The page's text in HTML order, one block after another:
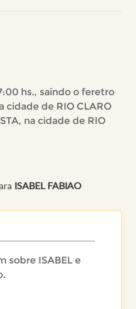
hs., saindo o feretro
cidade de RIO CLARO
na cidade de RIO
ISABEL FABIAO